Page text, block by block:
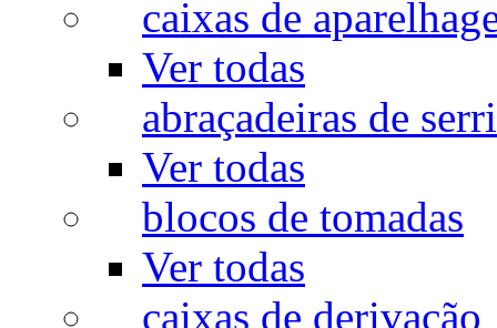
caixas de
Ver todas
abraçadeiras de
Ver todas
blocos de tomadas
Ver todas
caixas de derivação